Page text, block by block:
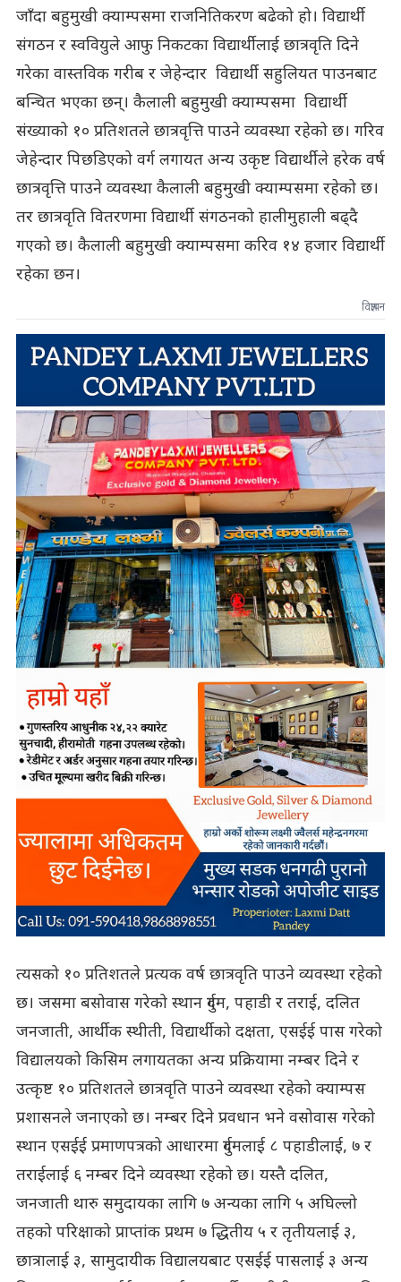
जाँदा बहुमुखी क्याम्पसमा राजनितिकरण बढेको हो। विद्यार्थी
संगठन र स्ववियुले आफु निकटका विद्यार्थीलाई छात्रवृति दिने
गरेका वास्तविक गरीब र जेहेन्दार विद्यार्थी सहुलियत पाउनबाट
बन्चित भएका छन्। कैलाली बहुमुखी क्याम्पसमा विद्यार्थी
संख्याको १० प्रतिशतले छात्रवृत्ति पाउने व्यवस्था रहेको छ। गरिव
जेहेन्दार पिछडिएको वर्ग लगायत अन्य उकृष्ट विद्यार्थीले हरेक वर्ष
छात्रवृत्ति पाउने व्यवस्था कैलाली बहुमुखी क्याम्पसमा रहेको छ।
तर छात्रवृति वितरणमा विद्यार्थी संगठनको हालीमुहाली बढ्दै
गएको छ। कैलाली बहुमुखी क्याम्पसमा करिव १४ हजार विद्यार्थी
रहेका छन।
विज्ञापन
त्यसको १० प्रतिशतले प्रत्यक वर्ष छात्रवृति पाउने व्यवस्था रहेको
छ। जसमा बसोवास गरेको स्थान दुर्गम, पहाडी र तराई, दलित
जनजाती, आर्थीक स्थीती, विद्यार्थीको दक्षता, एसईई पास गरेको
विद्यालयको किसिम लगायतका अन्य प्रक्रियामा नम्बर दिने र
उत्कृष्ट १० प्रतिशतले छात्रवृति पाउने व्यवस्था रहेको क्याम्पस
प्रशासनले जनाएको छ। नम्बर दिने प्रवधान भने वसोवास गरेको
स्थान एसईई प्रमाणपत्रको आधारमा दुर्गमलाई ८ पहाडीलाई, ७ र
तराईलाई ६ नम्बर दिने व्यवस्था रहेको छ। यस्तै दलित,
जनजाती थारु समुदायका लागि ७ अन्यका लागि ५ अघिल्लो
तहको परिक्षाको प्राप्तांक प्रथम ७ द्धितीय ५ र तृतीयलाई ३,
छात्रालाई ३, सामुदायीक विद्यालयबाट एसईई पासलाई ३ अन्य